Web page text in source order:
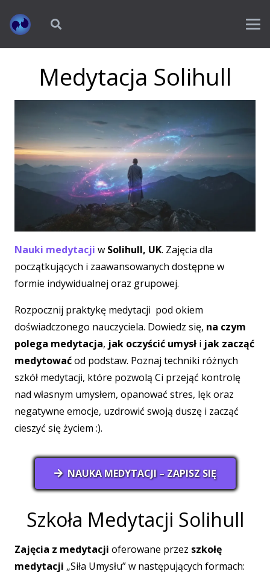
Medytacja Solihull
Nauki medytacji w Solihull, UK. Zajęcia dla
początkujących i zaawansowanych dostępne w
formie indywidualnej oraz grupowej.
Rozpocznij praktykę medytacji pod okiem
doświadczonego nauczyciela. Dowiedz się, na czym
polega medytacja, jak oczyścić umysł i jak zacząć
medytowaćod podstaw. Poznaj techniki różnych
szkół medytacji, które pozwolą Ci przejąć kontrolę
nad własnym umysłem, opanować stres, lęk oraz
negatywne emocje, uzdrowić swoją duszę i zacząć
cieszyć się życiem :).
NAUKA MEDYTACJI – ZAPISZ SIĘ
Szkoła Medytacji Solihull
Zajęcia z medytacji oferowane przez szkołę
medytacji „Siła Umysłu” w następujących formach: